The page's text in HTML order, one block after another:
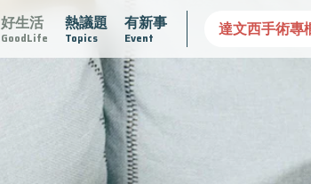
好生活
GoodLife
熱議題
Topics
有新事
Event
守護骨骼健康 達文西手術專欄 2025植牙指南